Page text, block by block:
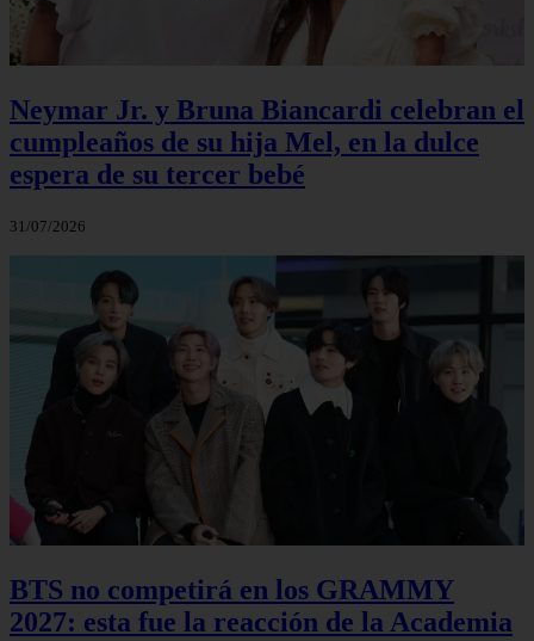
Neymar Jr. y Bruna Biancardi celebran el
cumpleaños de su hija Mel, en la dulce
espera de su tercer bebé
31/07/2026
BTS no competirá en los GRAMMY
2027: esta fue la reacción de la Academia